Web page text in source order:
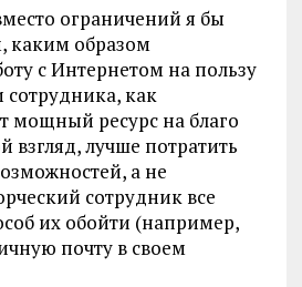
ограничений я бы
каким образом
с Интернетом на пользу
сотрудника, как
мощный ресурс на благо
лучше потратить
а не
сотрудник все
их обойти (например,
почту в своем